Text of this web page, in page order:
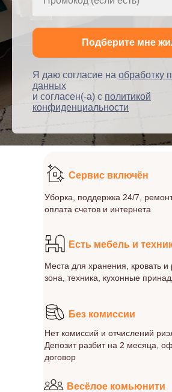
Подберите мне
Я даю согласие на обработку
данных
и согласен(-а) с политикой
конфиденциальности
Уборка, поддержка 24/7, ремонт
оплата счетов и интернета
Места для хранения, кровать и
зона, техника, кухонные
Нет комиссий и отчислений
Депозит разбит на 2 месяца,
договор
Сервис включён
Есть мебель и
Без комиссии
Весёлое комьюнити